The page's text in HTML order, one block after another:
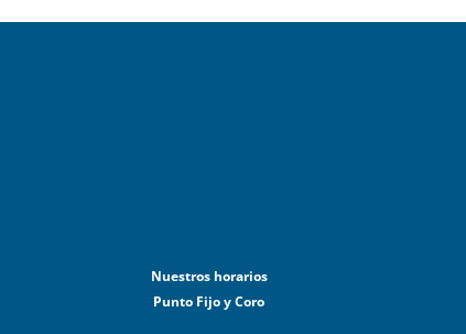
Nuestros horarios
Punto Fijo y Coro